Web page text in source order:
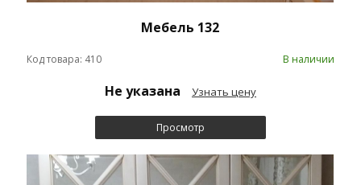
Мебель 132
Код товара: 410 В наличии
Не указана Узнать цену
Просмотр